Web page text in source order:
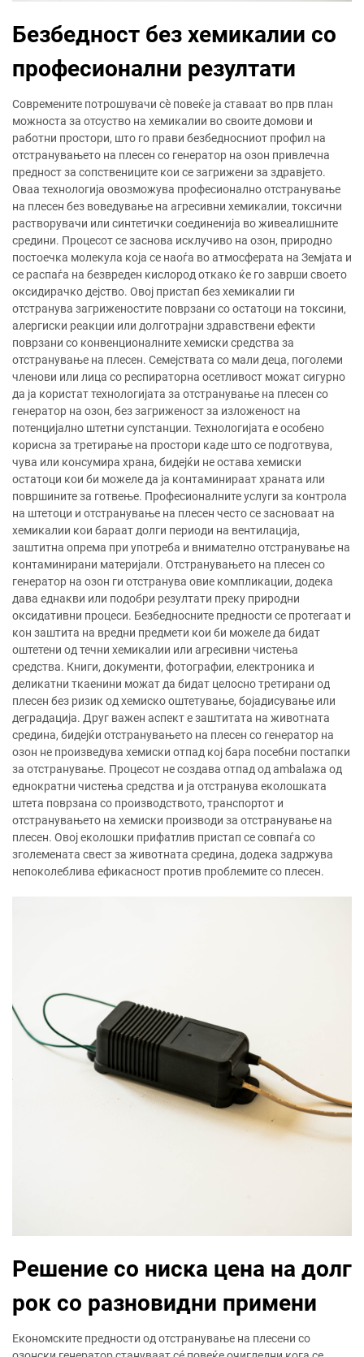
Безбедност без хемикалии со
професионални резултати
Современите потрошувачи сè повеќе ја ставаат во прв план
можноста за отсуство на хемикалии во своите домови и
работни простори, што го прави безбедносниот профил на
отстранувањето на плесен со генератор на озон привлечна
предност за сопствениците кои се загрижени за здравјето.
Оваа технологија овозможува професионално отстранување
на плесен без воведување на агресивни хемикалии, токсични
растворувачи или синтетички соединенија во живеалишните
средини. Процесот се заснова исклучиво на озон, природно
постоечка молекула која се наоѓа во атмосферата на Земјата и
се распаѓа на безвреден кислород откако ќе го заврши своето
оксидирачко дејство. Овој пристап без хемикалии ги
отстранува загриженостите поврзани со остатоци на токсини,
алергиски реакции или долготрајни здравствени ефекти
поврзани со конвенционалните хемиски средства за
отстранување на плесен. Семејствата со мали деца, поголеми
членови или лица со респираторна осетливост можат сигурно
да ја користат технологијата за отстранување на плесен со
генератор на озон, без загриженост за изложеност на
потенцијално штетни супстанции. Технологијата е особено
корисна за третирање на простори каде што се подготвува,
чува или консумира храна, бидејќи не остава хемиски
остатоци кои би можеле да ја контаминираат храната или
површините за готвење. Професионалните услуги за контрола
на штетоци и отстранување на плесен често се засноваат на
хемикалии кои бараат долги периоди на вентилација,
заштитна опрема при употреба и внимателно отстранување на
контаминирани материјали. Отстранувањето на плесен со
генератор на озон ги отстранува овие компликации, додека
дава еднакви или подобри резултати преку природни
оксидативни процеси. Безбедносните предности се протегаат и
кон заштита на вредни предмети кои би можеле да бидат
оштетени од течни хемикалии или агресивни чистења
средства. Книги, документи, фотографии, електроника и
деликатни ткаенини можат да бидат целосно третирани од
плесен без ризик од хемиско оштетување, бојадисување или
деградација. Друг важен аспект е заштитата на животната
средина, бидејќи отстранувањето на плесен со генератор на
озон не произведува хемиски отпад кој бара посебни постапки
за отстранување. Процесот не создава отпад од ambalажa од
еднократни чистења средства и ја отстранува еколошката
штета поврзана со производството, транспортот и
отстранувањето на хемиски производи за отстранување на
плесен. Овој еколошки прифатлив пристап се совпаѓа со
зголемената свест за животната средина, додека задржува
непоколеблива ефикасност против проблемите со плесен.
Решение со ниска цена на долг
рок со разновидни примени
Економските предности од отстранување на плесени со